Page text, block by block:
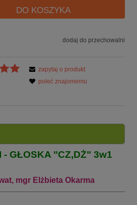
DO KOSZYKA
dodaj do przechowalni
zapytaj o produkt
poleć znajomemu
- GŁOSKA "CZ,DŻ" 3w1
mgr Elżbieta Okarma